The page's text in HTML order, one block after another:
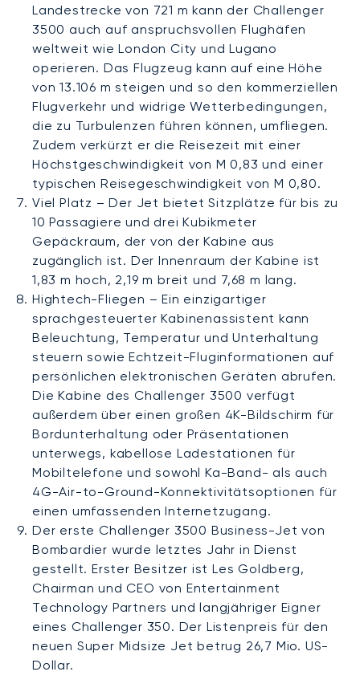
Landestrecke von 721 m kann der Challenger
3500 auch auf anspruchsvollen Flughäfen
weltweit wie London City und Lugano
operieren. Das Flugzeug kann auf eine Höhe
von 13.106 m steigen und so den kommerziellen
Flugverkehr und widrige Wetterbedingungen,
die zu Turbulenzen führen können, umfliegen.
Zudem verkürzt er die Reisezeit mit einer
Höchstgeschwindigkeit von M 0,83 und einer
typischen Reisegeschwindigkeit von M 0,80.
Viel Platz – Der Jet bietet Sitzplätze für bis zu
10 Passagiere und drei Kubikmeter
Gepäckraum, der von der Kabine aus
zugänglich ist. Der Innenraum der Kabine ist
1,83 m hoch, 2,19 m breit und 7,68 m lang.
Hightech-Fliegen – Ein einzigartiger
sprachgesteuerter Kabinenassistent kann
Beleuchtung, Temperatur und Unterhaltung
steuern sowie Echtzeit-Fluginformationen auf
persönlichen elektronischen Geräten abrufen.
Die Kabine des Challenger 3500 verfügt
außerdem über einen großen 4K-Bildschirm für
Bordunterhaltung oder Präsentationen
unterwegs, kabellose Ladestationen für
Mobiltelefone und sowohl Ka-Band- als auch
4G-Air-to-Ground-Konnektivitätsoptionen für
einen umfassenden Internetzugang.
Der erste Challenger 3500 Business-Jet von
Bombardier wurde letztes Jahr in Dienst
gestellt. Erster Besitzer ist Les Goldberg,
Chairman und CEO von Entertainment
Technology Partners und langjähriger Eigner
eines Challenger 350. Der Listenpreis für den
neuen Super Midsize Jet betrug 26,7 Mio. US-
Dollar.